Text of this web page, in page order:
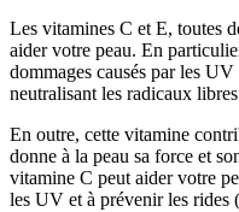
Les vitamines C et E, toutes
aider votre peau. En
dommages causés par les
neutralisant les radicaux
En outre, cette vitamine
donne à la peau sa force et
vitamine C peut aider votre
les UV et à prévenir les rides (